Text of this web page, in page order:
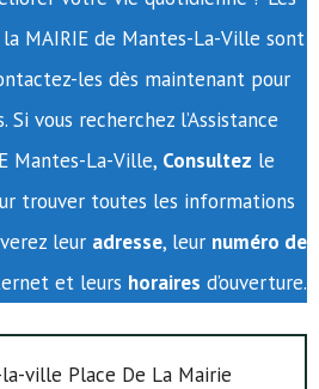
MAIRIE de Mantes-La-Ville sont
les dès maintenant pour
Si vous recherchez l’Assistance
Mantes-La-Ville, Consultez le
trouver toutes les informations
leur adresse, leur numéro de
et leurs horaires d’ouverture.
ville Place De La Mairie